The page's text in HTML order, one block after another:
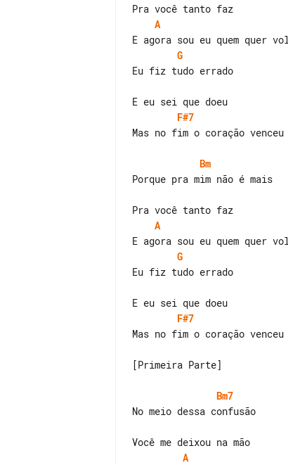
A
G
Eu fiz tudo errado
F#7
Mas no fim o coração venceu
Bm
Porque pra mim não é mais
A
G
Eu fiz tudo errado
F#7
Mas no fim o coração venceu
[Primeira Parte]
Bm7
No meio dessa confusão
A